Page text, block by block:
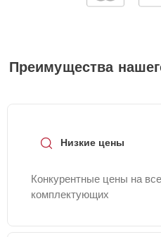
Преимущества
Низкие цены
Конкурентные цены на
комплектующих